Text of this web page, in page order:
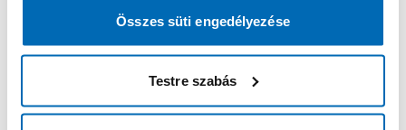
Összes süti engedélyezése
Testre szabás